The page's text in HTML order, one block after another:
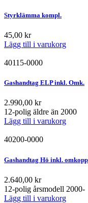
Styrklämma kompl.
45,00 kr
Lägg till i varukorg
40115-0000
Gashandtag ELP inkl. Omk.
2.990,00 kr
12-polig äldre än 2000
Lägg till i varukorg
40200-0000
Gashandtag Hö inkl.
2.640,00 kr
12-polig årsmodell 2000-
Lägg till i varukorg